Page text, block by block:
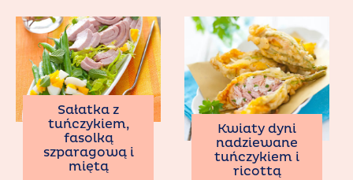
Sałatka z
tuńczykiem,
fasolką
szparagową i
miętą
Kwiaty dyni
nadziewane
tuńczykiem i
ricottą